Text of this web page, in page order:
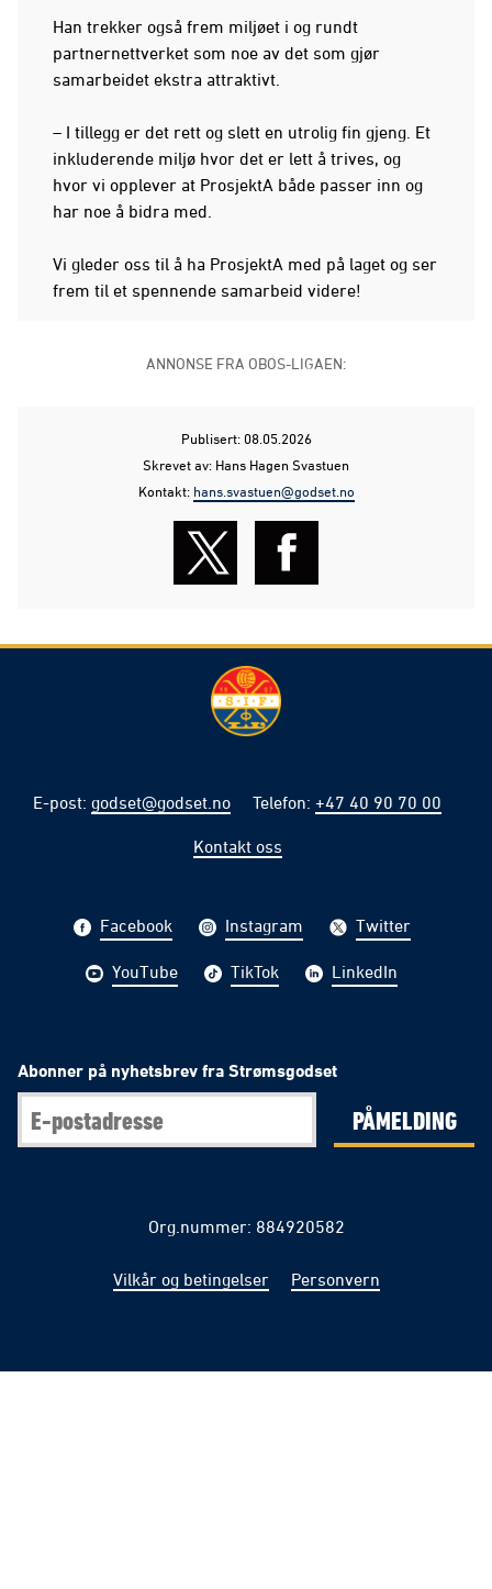
Han trekker også frem miljøet i og rundt
partnernettverket som noe av det som gjør
samarbeidet ekstra attraktivt.
– I tillegg er det rett og slett en utrolig fin gjeng. Et
inkluderende miljø hvor det er lett å trives, og
hvor vi opplever at ProsjektA både passer inn og
har noe å bidra med.
Vi gleder oss til å ha ProsjektA med på laget og ser
frem til et spennende samarbeid videre!
ANNONSE FRA OBOS-LIGAEN:
Publisert: 08.05.2026
Skrevet av: Hans Hagen Svastuen
Kontakt: hans.svastuen@godset.no
E-post: godset@godset.no Telefon: +47 40 90 70 00
Kontakt oss
Facebook Instagram Twitter
YouTube TikTok LinkedIn
Abonner på nyhetsbrev fra Strømsgodset
PÅMELDING
Org.nummer: 884920582
Vilkår og betingelser Personvern